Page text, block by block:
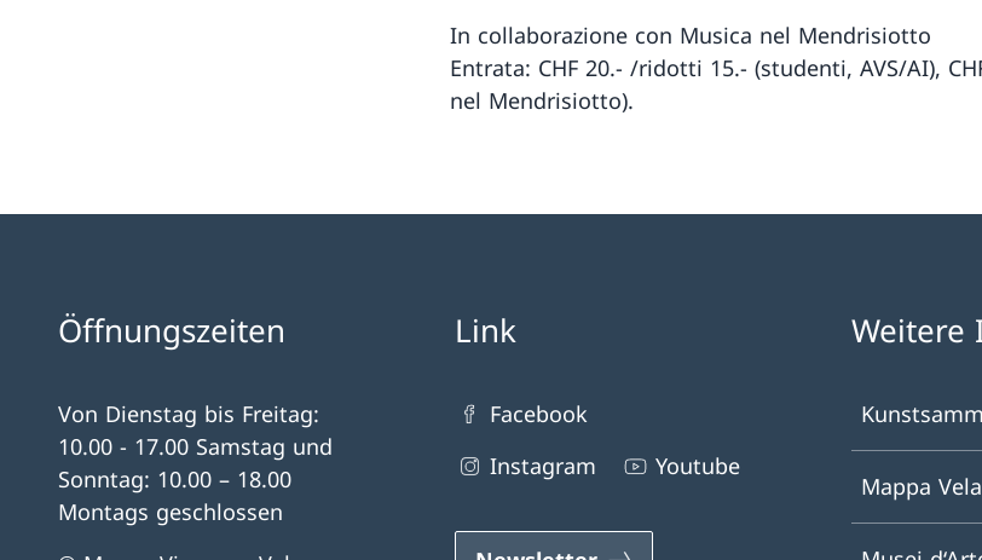
In collaborazione con Musica nel Mendrisiotto
Entrata: CHF 20.- /ridotti 15.- (studenti, AVS/AI),
nel Mendrisiotto).
Öffnungszeiten
Von Dienstag bis Freitag:
10.00 - 17.00 Samstag und
Sonntag: 10.00 – 18.00
Montags geschlossen
Link
Facebook
Instagram
Youtube
Weitere
Mappa Vela